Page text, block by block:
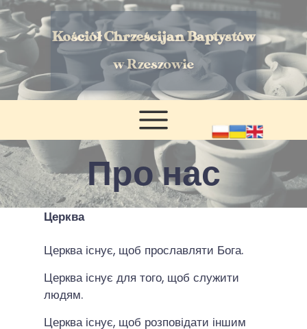
Церква
Церква існує, щоб прославляти Бога.
Церква існує для того, щоб служити
людям.
Церква існує, щоб розповідати іншим
Про нас
Kościół Chrześcijan Baptystów
w Rzeszowie